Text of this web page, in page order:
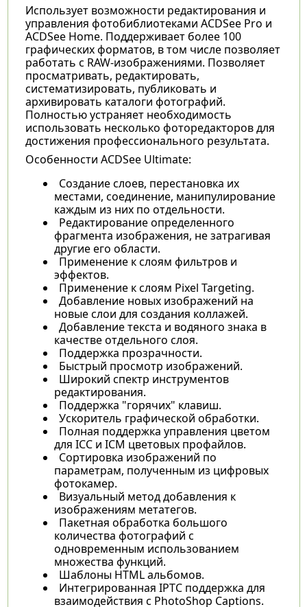
Использует возможности редактирования и
управления фотобиблиотеками ACDSee Pro и
ACDSee Home. Поддерживает более 100
графических форматов, в том числе позволяет
работать с RAW-изображениями. Позволяет
просматривать, редактировать,
систематизировать, публиковать и
архивировать каталоги фотографий.
Полностью устраняет необходимость
использовать несколько фоторедакторов для
достижения профессионального результата.
Особенности ACDSee Ultimate:
Создание слоев, перестановка их
местами, соединение, манипулирование
каждым из них по отдельности.
Редактирование определенного
фрагмента изображения, не затрагивая
другие его области.
Применение к слоям фильтров и
эффектов.
Применение к слоям Pixel Targeting.
Добавление новых изображений на
новые слои для создания коллажей.
Добавление текста и водяного знака в
качестве отдельного слоя.
Поддержка прозрачности.
Быстрый просмотр изображений.
Широкий спектр инструментов
редактирования.
Поддержка "горячих" клавиш.
Ускоритель графической обработки.
Полная поддержка управления цветом
для ICC и ICM цветовых профайлов.
Сортировка изображений по
параметрам, полученным из цифровых
фотокамер.
Визуальный метод добавления к
изображениям метатегов.
Пакетная обработка большого
количества фотографий с
одновременным использованием
множества функций.
Шаблоны HTML альбомов.
Интегрированная IPTC поддержка для
взаимодействия с PhotoShop Captions.